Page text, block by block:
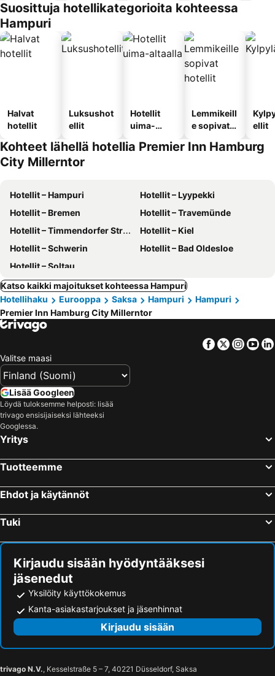
Suosittuja hotellikategorioita kohteessa
Hampuri
Halvat
hotellit
Luksushot
ellit
Hotellit
uima-
Lemmikeill
e sopivat
ellit
Kohteet lähellä hotellia Premier Inn Hamburg
City Millerntor
Hotellit – Hampuri
Hotellit – Lyypekki
Hotellit – Bremen
Hotellit – Travemünde
Hotellit – Timmendorfer Strand
Hotellit – Kiel
Hotellit – Schwerin
Hotellit – Bad Oldesloe
Hotellit – Soltau
Katso kaikki majoitukset kohteessa Hampuri
Hotellihaku
Eurooppa Saksa Hampuri
Hampuri
Premier Inn Hamburg City Millerntor
Facebook
Twitter
Valitse maasi
Lisää Googleen
Löydä tuloksemme helposti: lisää
trivago ensisijaiseksi lähteeksi
Googlessa.
Yritys
Tuotteemme
Ehdot ja käytännöt
Tuki
Kirjaudu sisään hyödyntääksesi
jäsenedut
Yksilöity käyttökokemus
Kanta-asiakastarjoukset ja jäsenhinnat
Kirjaudu sisään
trivago N.V., Kesselstraße 5 – 7, 40221 Düsseldorf, Saksa